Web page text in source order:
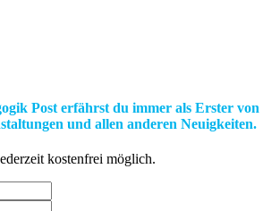
Post erfährst du immer als Erster von
und allen anderen Neuigkeiten.
kostenfrei möglich.